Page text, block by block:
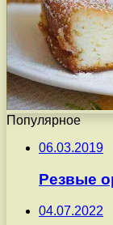
Популярное
06.03.2019
Резвые
04.07.2022